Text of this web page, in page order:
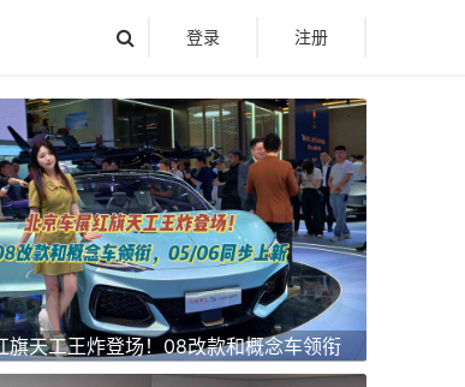
登录 注册
旗天工王炸登场！08改款和概念车领衔